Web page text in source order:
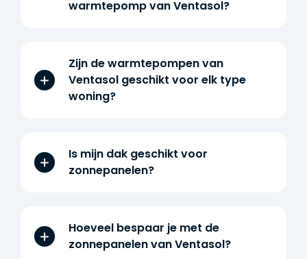
warmtepomp van Ventasol?
Zijn de warmtepompen van
Ventasol geschikt voor elk type
woning?
Is mijn dak geschikt voor
zonnepanelen?
Hoeveel bespaar je met de
zonnepanelen van Ventasol?